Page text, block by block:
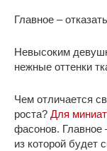
Главное –
Невысоким
нежные оттенки
Чем отличается
роста? Для
фасонов. Главное
из которой будет